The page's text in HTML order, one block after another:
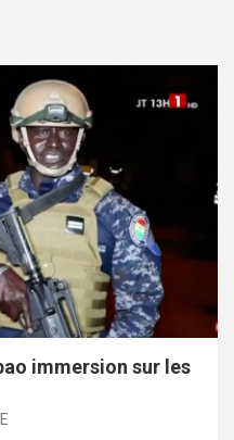
immersion sur les